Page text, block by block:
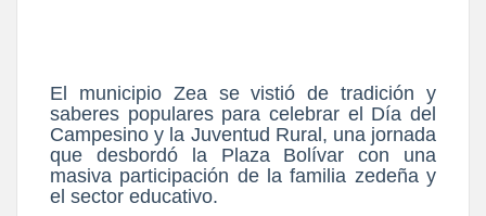
El municipio Zea se vistió de tradición y
saberes populares para celebrar el Día del
Campesino y la Juventud Rural, una jornada
que desbordó la Plaza Bolívar con una
masiva participación de la familia zedeña y
el sector educativo.